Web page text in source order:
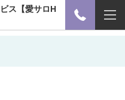
ス【愛サロH